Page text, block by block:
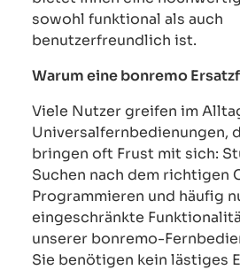
sowohl funktional als auch
benutzerfreundlich ist.
Warum eine bonremo
Viele Nutzer greifen im
Universalfernbedienungen,
bringen oft Frust mit sich:
Suchen nach dem richtigen
Programmieren und häufig
eingeschränkte
unserer bonremo-
Sie benötigen kein lästiges